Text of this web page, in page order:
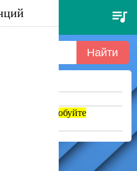
попробуйте